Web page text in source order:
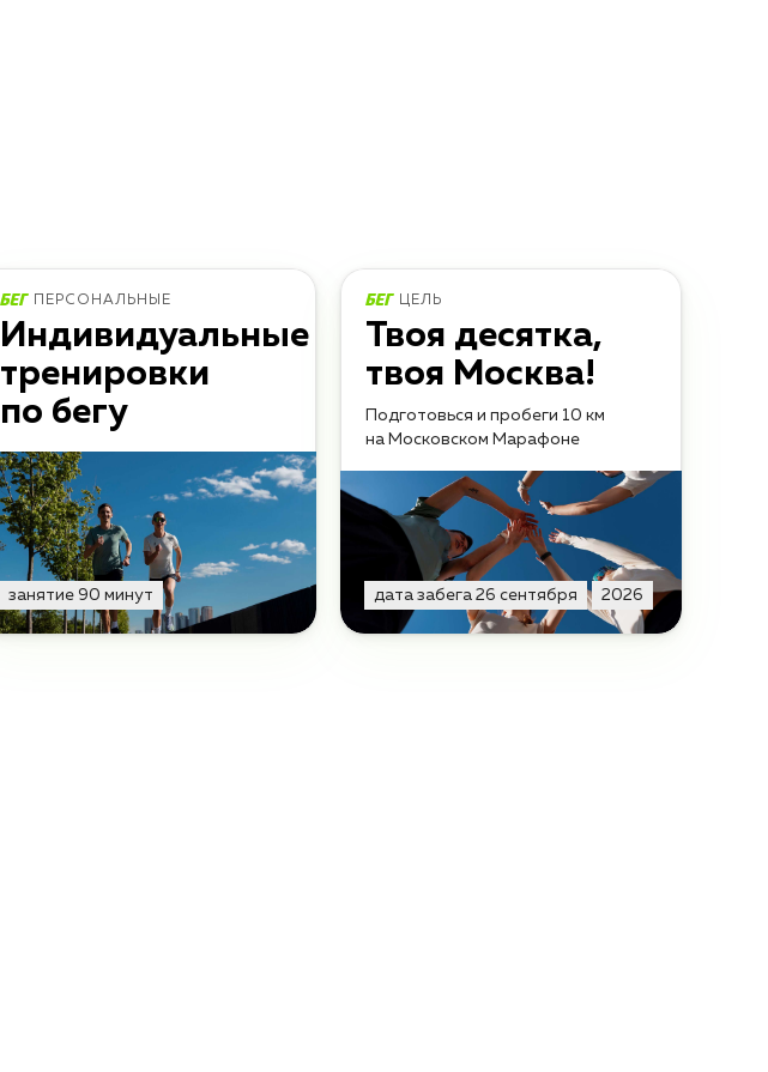
ПЕРСОНАЛЬНЫЕ
Индивидуальные
тренировки
по бегу
занятие 90 минут
ЦЕЛЬ
Твоя десятка,
твоя Москва!
Подготовься и пробеги 10 км
на Московском Марафоне
дата забега 26 сентября 2026